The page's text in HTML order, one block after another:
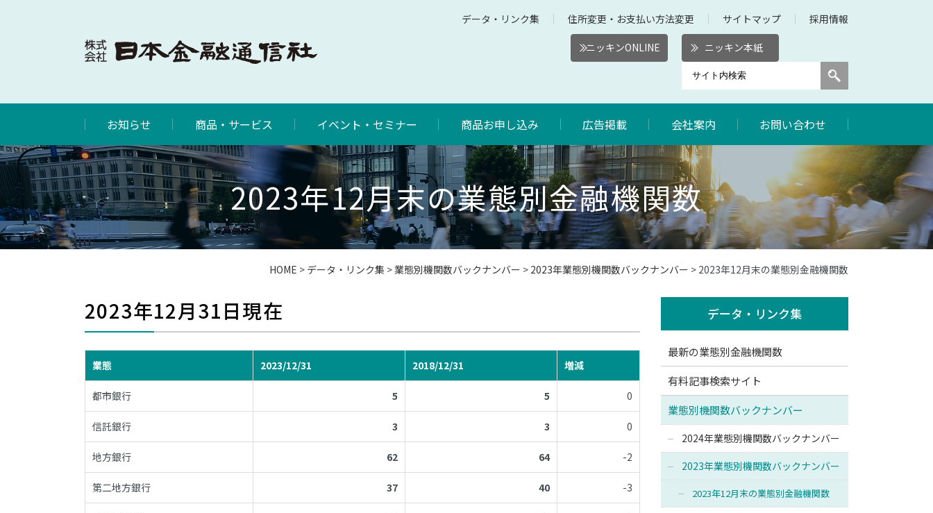
データ・リンク集 住所変更・お支払い方法変更 サイトマップ 採用情報
ニッキンONLINE ニッキン本紙
お知らせ 商品・サービス イベント・セミナー 商品お申し込み 広告掲載 会社案内 お問い合わせ
2023年12月末の業態別金融機関数
HOME > データ・リンク集 >業態別機関数バックナンバー > 2023年業態別機関数バックナンバー > 2023年12月末の業態別金融機関数
2023年12月31日現在
業態 2023/12/31 2018/12/31 増減
都市銀行 5 5 0
信託銀行 3 3 0
地方銀行 62 64 -2
第二地方銀行 37 40 -3
データ・リンク集
最新の業態別金融機関数
有料記事検索サイト
業態別機関数バックナンバー
2024年業態別機関数バックナンバー
2023年業態別機関数バックナンバー
2023年12月末の業態別金融機関数